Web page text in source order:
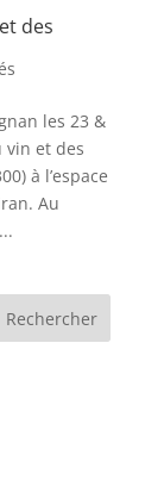
des
les 23 &
vin et des
à l’espace
Au